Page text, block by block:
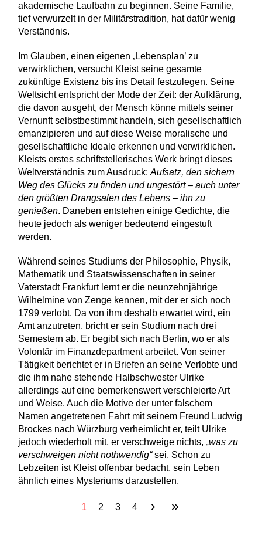
akademische Laufbahn zu beginnen. Seine Familie,
tief verwurzelt in der Militärstradition, hat dafür wenig
Verständnis.
Im Glauben, einen eigenen ‚Lebensplan’ zu
verwirklichen, versucht Kleist seine gesamte
zukünftige Existenz bis ins Detail festzulegen. Seine
Weltsicht entspricht der Mode der Zeit: der Aufklärung,
die davon ausgeht, der Mensch könne mittels seiner
Vernunft selbstbestimmt handeln, sich gesellschaftlich
emanzipieren und auf diese Weise moralische und
gesellschaftliche Ideale erkennen und verwirklichen.
Kleists erstes schriftstellerisches Werk bringt dieses
Weltverständnis zum Ausdruck:Aufsatz, den sichern
Weg des Glücks zu finden und ungestört – auch unter
den größten Drangsalen des Lebens – ihn zu
genießen. Daneben entstehen einige Gedichte, die
heute jedoch als weniger bedeutend eingestuft
werden.
Während seines Studiums der Philosophie, Physik,
Mathematik und Staatswissenschaften in seiner
Vaterstadt Frankfurt lernt er die neunzehnjährige
Wilhelmine von Zenge kennen, mit der er sich noch
1799 verlobt. Da von ihm deshalb erwartet wird, ein
Amt anzutreten, bricht er sein Studium nach drei
Semestern ab. Er begibt sich nach Berlin, wo er als
Volontär im Finanzdepartment arbeitet. Von seiner
Tätigkeit berichtet er in Briefen an seine Verlobte und
die ihm nahe stehende Halbschwester Ulrike
allerdings auf eine bemerkenswert verschleierte Art
und Weise. Auch die Motive der unter falschem
Namen angetretenen Fahrt mit seinem Freund Ludwig
Brockes nach Würzburg verheimlicht er, teilt Ulrike
jedoch wiederholt mit, er verschweige nichts,„was zu
verschweigen nicht nothwendig“sei. Schon zu
Lebzeiten ist Kleist offenbar bedacht, sein Leben
ähnlich eines Mysteriums darzustellen.
1 2 3 4 › »